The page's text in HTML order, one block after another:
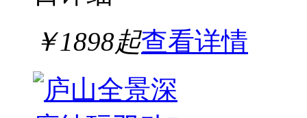
￥1898起查看详情